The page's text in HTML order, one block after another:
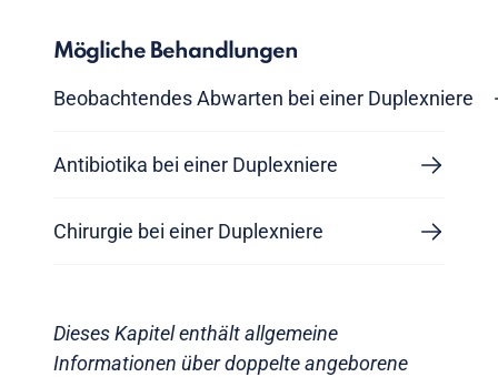
Mögliche Behandlungen
Beobachtendes Abwarten bei einer Duplexniere
Antibiotika bei einer Duplexniere
Chirurgie bei einer Duplexniere
Dieses Kapitel enthält allgemeine
Informationen über doppelte angeborene